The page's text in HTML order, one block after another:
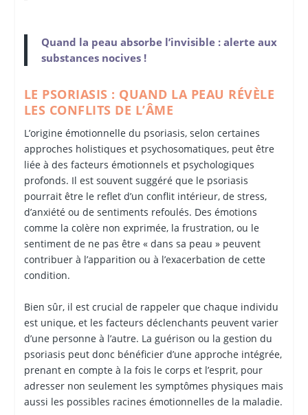
Quand la peau absorbe l’invisible : alerte aux
substances nocives !
LE PSORIASIS : QUAND LA PEAU RÉVÈLE
LES CONFLITS DE L’ÂME
L’origine émotionnelle du psoriasis, selon certaines
approches holistiques et psychosomatiques, peut être
liée à des facteurs émotionnels et psychologiques
profonds. Il est souvent suggéré que le psoriasis
pourrait être le reflet d’un conflit intérieur, de stress,
d’anxiété ou de sentiments refoulés. Des émotions
comme la colère non exprimée, la frustration, ou le
sentiment de ne pas être « dans sa peau » peuvent
contribuer à l’apparition ou à l’exacerbation de cette
condition.
Bien sûr, il est crucial de rappeler que chaque individu
est unique, et les facteurs déclenchants peuvent varier
d’une personne à l’autre. La guérison ou la gestion du
psoriasis peut donc bénéficier d’une approche intégrée,
prenant en compte à la fois le corps et l’esprit, pour
adresser non seulement les symptômes physiques mais
aussi les possibles racines émotionnelles de la maladie.